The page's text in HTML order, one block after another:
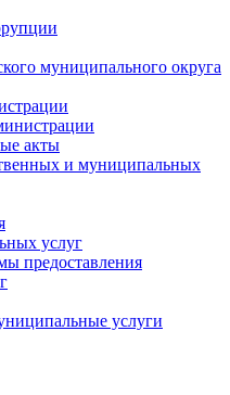
муниципального округа
акты
и муниципальных
услуг
предоставления
услуги